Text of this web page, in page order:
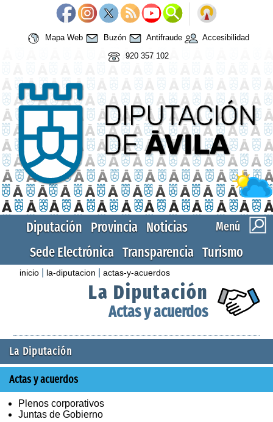
Mapa Web Buzón Antifraude
Accesibilidad
920 357 102
Menú
Diputación Provincia Noticias
Sede Electrónica Transparencia Turismo
inicio la-diputacion |actas-y-acuerdos
La Diputación
Actas y acuerdos
La Diputación
Actas y acuerdos
Plenos corporativos
Juntas de Gobierno